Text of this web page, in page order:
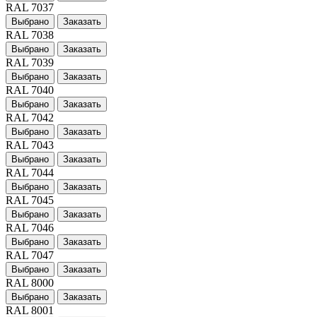
RAL 7037
Выбрано Заказать
RAL 7038
Выбрано Заказать
RAL 7039
Выбрано Заказать
RAL 7040
Выбрано Заказать
RAL 7042
Выбрано Заказать
RAL 7043
Выбрано Заказать
RAL 7044
Выбрано Заказать
RAL 7045
Выбрано Заказать
RAL 7046
Выбрано Заказать
RAL 7047
Выбрано Заказать
RAL 8000
Выбрано Заказать
RAL 8001